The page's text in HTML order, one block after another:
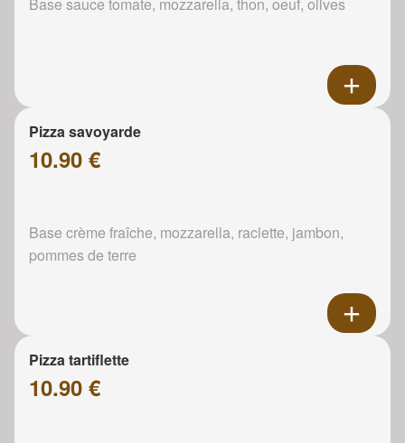
Pizza savoyarde
10.90 €
Base crème fraîche, mozzarella, raclette, jambon,
pommes de terre
Pizza tartiflette
10.90 €